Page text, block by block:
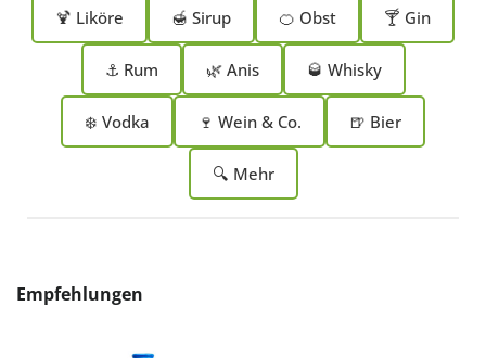
🍹 Liköre 🍯 Sirup 🍊 Obst 🍸 Gin
⚓ Rum 🌿 Anis 🥃 Whisky
❄️ Vodka 🍷 Wein & Co. 🍺 Bier
🔍 Mehr
Produktgalerie überspringen
Empfehlungen